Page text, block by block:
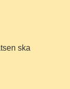
ska